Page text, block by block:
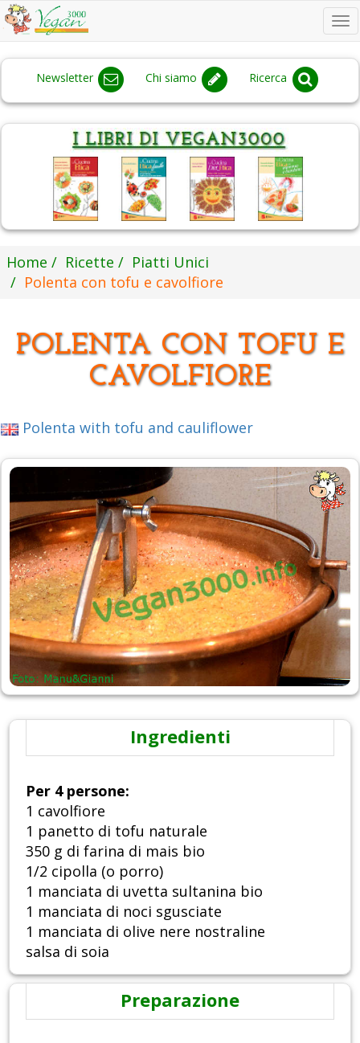
Newsletter Chi siamo Ricerca
Home Ricette
Piatti Unici
Polenta con tofu e cavolfiore
POLENTA CON TOFU E
CAVOLFIORE
Polenta with tofu and cauliflower
Ingredienti
Per 4 persone:
1 cavolfiore
1 panetto di tofu naturale
350 g di farina di mais bio
1/2 cipolla (o porro)
1 manciata di uvetta sultanina bio
1 manciata di noci sgusciate
1 manciata di olive nere nostraline
salsa di soia
Preparazione